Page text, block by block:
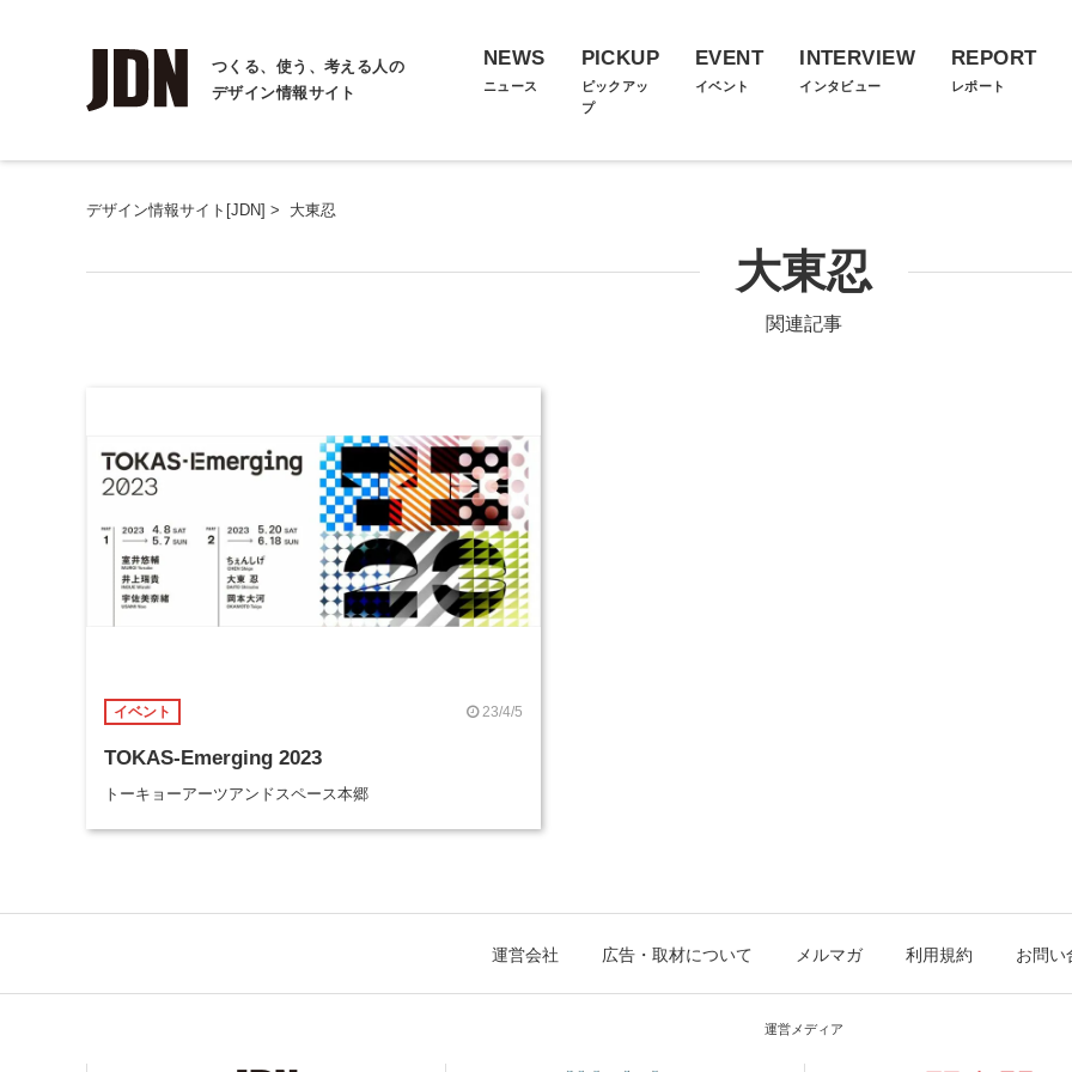
つくる、使う、考える人の
デザイン情報サイト
NEWS
ニュース
PICKUP
ピックアッ
プ
EVENT
イベント
INTERVIEW
インタビュー
REPORT
レポート
デザイン情報サイト[JDN] > 大東忍
大東忍
関連記事
イベント 23/4/5
TOKAS-Emerging 2023
トーキョーアーツアンドスペース本郷
運営会社 広告・取材について メルマガ 利用規約 お問い
運営メディア